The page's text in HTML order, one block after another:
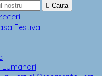
 Cauta
Festiva
Lumanari